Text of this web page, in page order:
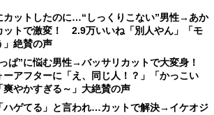
カットしたのに…“しっくりこない”男性→あか
ットで激変！ 2.9万いいね「別人やん」「モ
」絶賛の声
ぱ”に悩む男性→バッサリカットで大変身！
ーアフターに「え、同じ人！？」「かっこい
爽やかすぎる～」大絶賛の声
ハゲてる」と言われ…カットで解決→イケオジ